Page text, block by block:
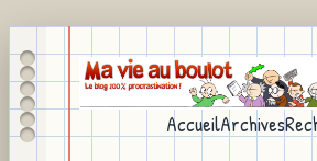
AccueilArchives